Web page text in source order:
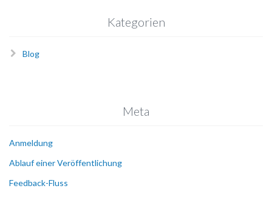
Kategorien
Blog
Meta
Anmeldung
Ablauf einer Veröffentlichung
Feedback-Fluss